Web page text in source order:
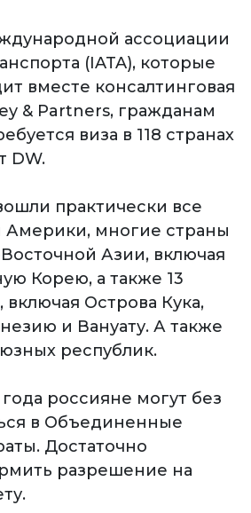
ассоциации
(IATA), которые
вместе консалтинговая
& Partners, гражданам
виза в 118 странах
DW.
практически все
многие страны
Азии, включая
Корею, а также 13
Острова Кука,
и Вануату. А также
республик.
россияне могут без
в Объединенные
Достаточно
разрешение на